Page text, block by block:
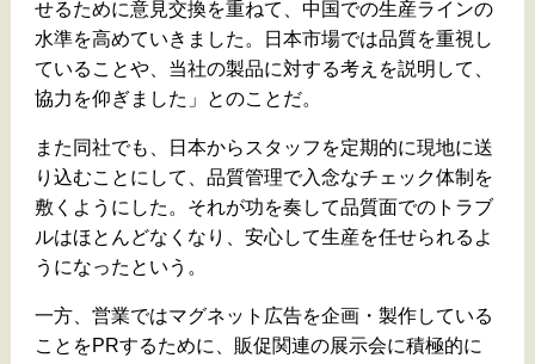
せるために意見交換を重ねて、中国での生産ラインの
水準を高めていきました。日本市場では品質を重視し
ていることや、当社の製品に対する考えを説明して、
協力を仰ぎました」とのことだ。
また同社でも、日本からスタッフを定期的に現地に送
り込むことにして、品質管理で入念なチェック体制を
敷くようにした。それが功を奏して品質面でのトラブ
ルはほとんどなくなり、安心して生産を任せられるよ
うになったという。
一方、営業ではマグネット広告を企画・製作している
ことをPRするために、販促関連の展示会に積極的に